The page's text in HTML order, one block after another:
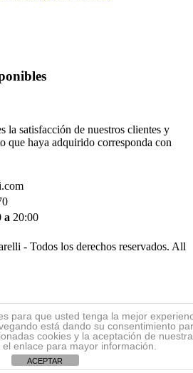
la satisfacción de nuestros clientes y
que haya adquirido corresponda con
a 20:00
- Todos los derechos reservados. All
para que usted tenga la mejor
está dando su consentimiento
cookies y la aceptación de nuestra
el enlace para mayor información.
ACEPTAR